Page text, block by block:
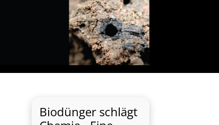
Biodünger schlägt